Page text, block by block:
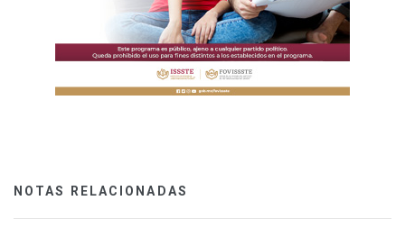
NOTAS RELACIONADAS